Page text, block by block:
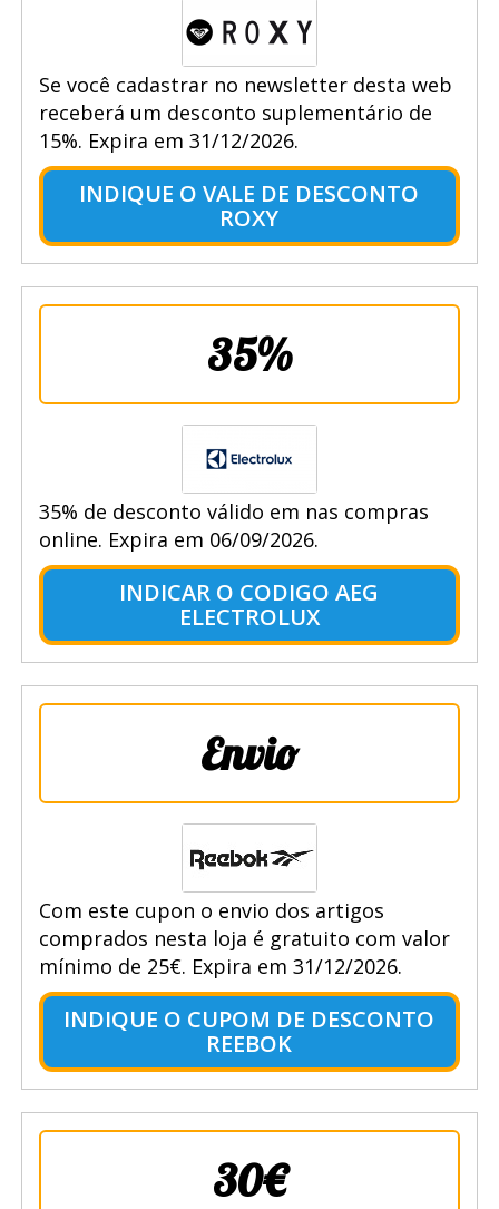
Se você cadastrar no newsletter desta web
receberá um desconto suplementário de
15%. Expira em 31/12/2026.
INDIQUE O VALE DE DESCONTO
ROXY
35%
35% de desconto válido em nas compras
online. Expira em 06/09/2026.
INDICAR O CODIGO AEG
ELECTROLUX
Envio
Com este cupon o envio dos artigos
comprados nesta loja é gratuito com valor
mínimo de 25€. Expira em 31/12/2026.
INDIQUE O CUPOM DE DESCONTO
REEBOK
30€